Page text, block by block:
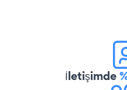
İletişimde